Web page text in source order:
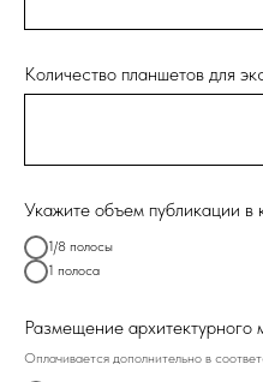
Количество планшетов для
Укажите объем публикации в
1/8 полосы
1 полоса
Размещение архитектурного
Оплачивается дополнительно в